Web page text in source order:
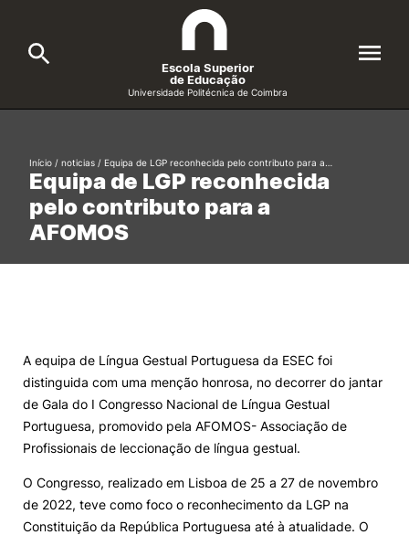
Cursos
Candidatos
Alunos
Knowledge Factory
Candidaturas
Escola Superior
de Educação
Universidade Politécnica de Coimbra
Search
Formative Offer
Equipa de LGP reconhecida
pelo contributo para a
AFOMOS
Início / noticias / Equipa de LGP reconhecida pelo contributo para a…
A equipa de Língua Gestual Portuguesa da ESEC foi
distinguida com uma menção honrosa, no decorrer do jantar
de Gala do I Congresso Nacional de Língua Gestual
Portuguesa, promovido pela AFOMOS- Associação de
Profissionais de leccionação de língua gestual.
O Congresso, realizado em Lisboa de 25 a 27 de novembro
de 2022, teve como foco o reconhecimento da LGP na
Constituição da República Portuguesa até à atualidade. O